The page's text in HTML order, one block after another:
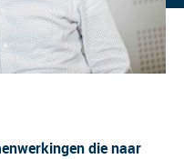
die naar